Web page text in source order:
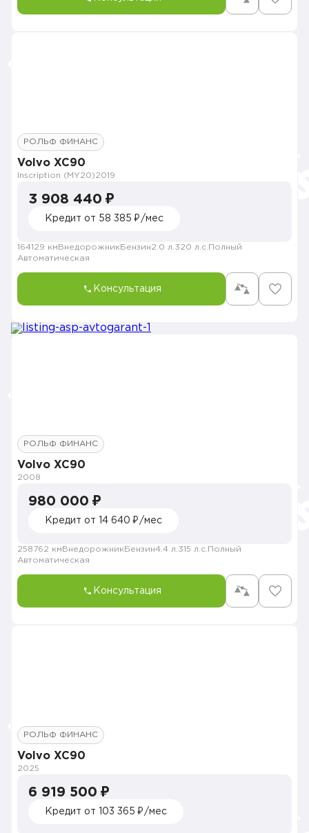
РОЛЬФ ФИНАНС
Volvo XC90
Inscription (MY20)2019
3 908 440 ₽
Кредит от 58 385 ₽/мес
164129 км Внедорожник Бензин2.0 л. 320 л.с. Полный
Автоматическая
Консультация
РОЛЬФ ФИНАНС
Volvo XC90
2008
980 000 ₽
Кредит от 14 640 ₽/мес
258762 км Внедорожник Бензин4.4 л. 315 л.с. Полный
Автоматическая
Консультация
РОЛЬФ ФИНАНС
Volvo XC90
2025
6 919 500 ₽
Кредит от 103 365 ₽/мес